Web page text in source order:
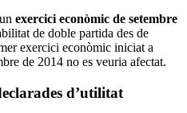
exercici econòmic de setembre
de doble partida des de
exercici econòmic iniciat a
de 2014 no es veuria afectat.
d’utilitat